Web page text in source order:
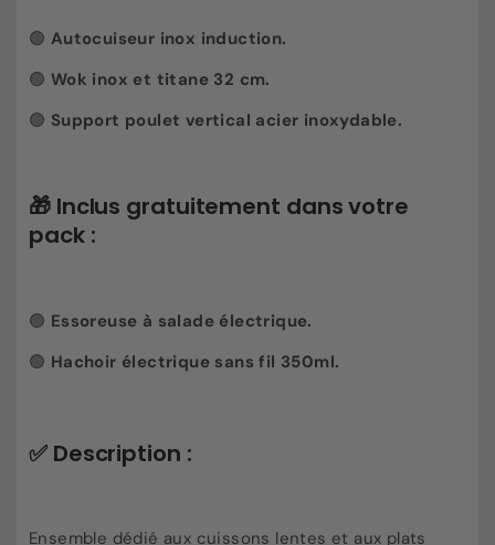
🟢 Autocuiseur inox induction.
🟢 Wok inox et titane 32 cm.
🟢 Support poulet vertical acier inoxydable.
🎁 Inclus gratuitement dans votre
pack :
🟢 Essoreuse à salade électrique.
🟢 Hachoir électrique sans fil 350ml.
✅ Description :
Ensemble dédié aux cuissons lentes et aux plats